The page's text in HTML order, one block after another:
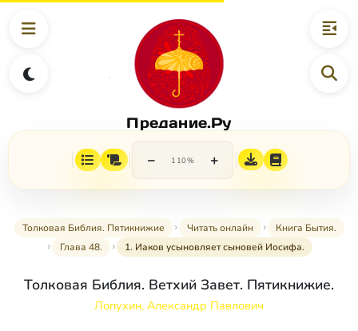
Предание.Ру
− 110% +
Толковая Библия. Пятикнижие Читать онлайн
Книга Бытия.
Глава 48.
1. Иаков усыновляет сыновей Иосифа.
Толковая Библия. Ветхий Завет. Пятикнижие.
Лопухин, Александр Павлович